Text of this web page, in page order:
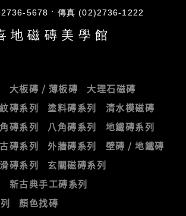
5678 傳真 (02)2736-1222
地磁磚美學館
大板磚 / 薄板磚
大理石磁磚
磚系列 塗料磚系列
清水模磁磚
磚系列 八角磚系列
地鐵磚系列
磚系列 外牆磚系列
壁磚 / 地鐵磚
磚系列
玄關磁磚系列
新古典手工磚系列
顏色找磚